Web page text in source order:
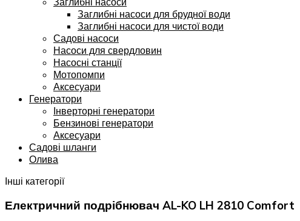
Заглибні насоси для брудної води
Заглибні насоси для чистої води
Садові насоси
Насоси для свердловин
Насосні станції
Мотопомпи
Аксесуари
Генератори
Інверторні генератори
Бензинові генератори
Аксесуари
Садові шланги
Олива
Інші категорії
Електричний подрібнювач AL-KO LH 2810 Comfort